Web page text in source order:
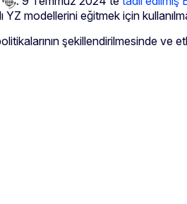
modellerini eğitmek için
şekillendirilmesinde ve